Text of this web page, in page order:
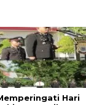
Hari